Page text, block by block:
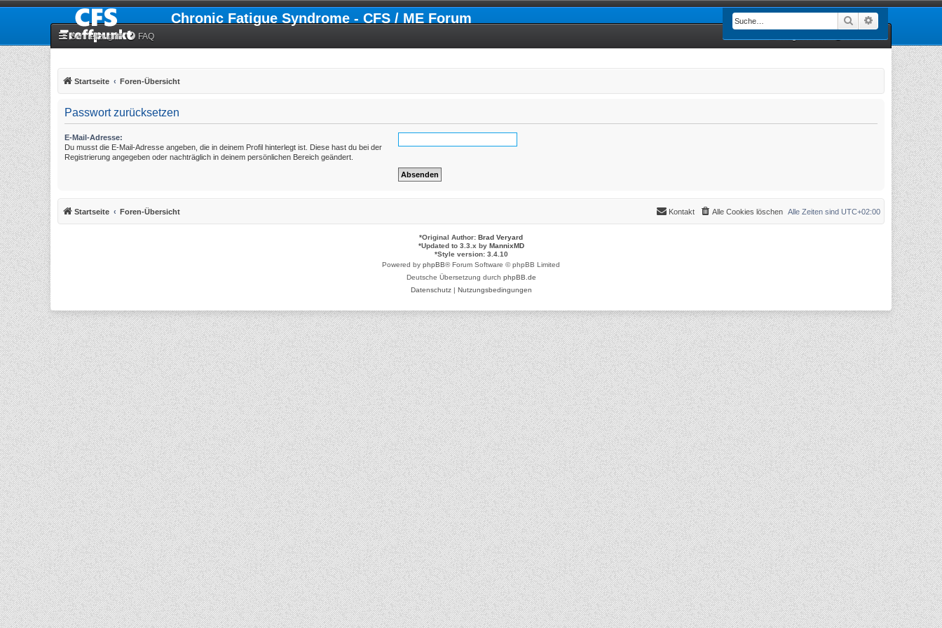
Chronic Fatigue Syndrome - CFS / ME Forum Suche
Schnellzugriff FAQ
Startseite Foren-Übersicht
Passwort zurücksetzen
E-Mail-Adresse:
Du musst die E-Mail-Adresse angeben, die in deinem Profil hinterlegt ist. Diese hast du bei der
Registrierung angegeben oder nachträglich in deinem persönlichen Bereich geändert.
Startseite Foren-Übersicht Alle Zeiten sind UTC+02:00
Alle Cookies löschen
Kontakt
*Original Author: Brad Veryard
*Updated to 3.3.x by MannixMD
*Style version: 3.4.10
Powered by phpBB® Forum Software © phpBB Limited
Deutsche Übersetzung durch phpBB.de
Datenschutz| Nutzungsbedingungen